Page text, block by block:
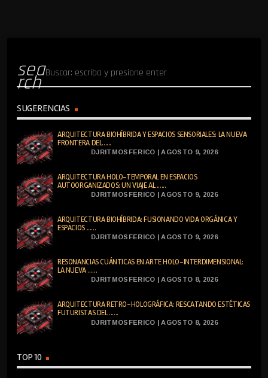
sea
rch
SUGERENCIAS
ARQUITECTURA BIOHÍBRIDA Y ESPACIOS SENSORIALES: LA NUEVA
FRONTERA DEL......
DJRITMOSFERICO | AGOSTO 9, 2026
ARQUITECTURA HOLO-TEMPORAL EN ESPACIOS
AUTOORGANIZADOS: UN VIAJE AL ......
DJRITMOSFERICO | AGOSTO 9, 2026
ARQUITECTURA BIOHÍBRIDA: FUSIONANDO VIDA ORGÁNICA Y
ESPACIOS ......
DJRITMOSFERICO | AGOSTO 9, 2026
RESONANCIAS CUÁNTICAS EN ARTE HOLO-INTERDIMENSIONAL:
LA NUEVA ......
DJRITMOSFERICO | AGOSTO 8, 2026
ARQUITECTURA RETRO-HOLOGRÁFICA: RESCATANDO ESTÉTICAS
FUTURISTAS DEL ......
DJRITMOSFERICO | AGOSTO 8, 2026
TOP 10